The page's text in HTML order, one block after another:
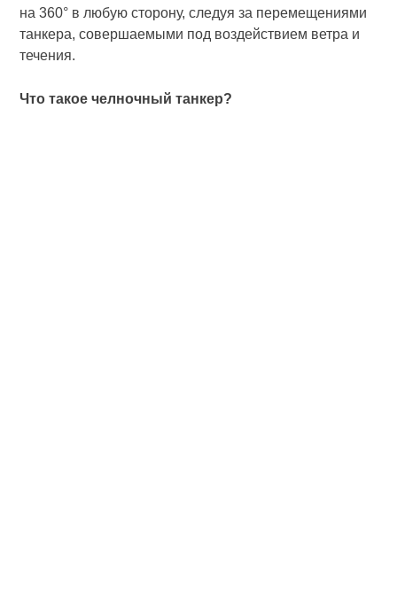
на 360° в любую сторону, следуя за перемещениями
танкера, совершаемыми под воздействием ветра и
течения.
Что такое челночный танкер?